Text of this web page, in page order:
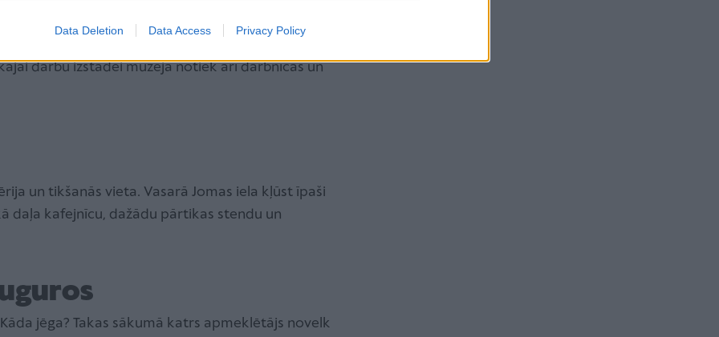
Data Deletion Data Access Privacy Policy
.Paņēmienu, kādā gleznu autors strādā,
Dažādos apgaismojuma apstākļos gleznu var
darbu izstādei muzejā notiek arī darbnīcas un
un tikšanās vieta. Vasarā Jomas iela kļūst īpaši
daļa kafejnīcu, dažādu pārtikas stendu un
jēga? Takas sākumā katrs apmeklētājs novelk